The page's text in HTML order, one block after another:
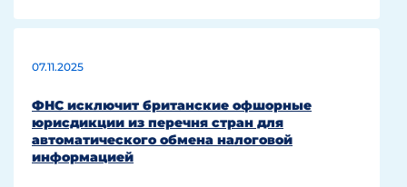
07.11.2025
ФНС исключит британские офшорные
юрисдикции из перечня стран для
автоматического обмена налоговой
информацией